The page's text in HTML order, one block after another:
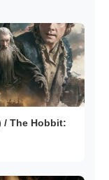
/ The Hobbit: